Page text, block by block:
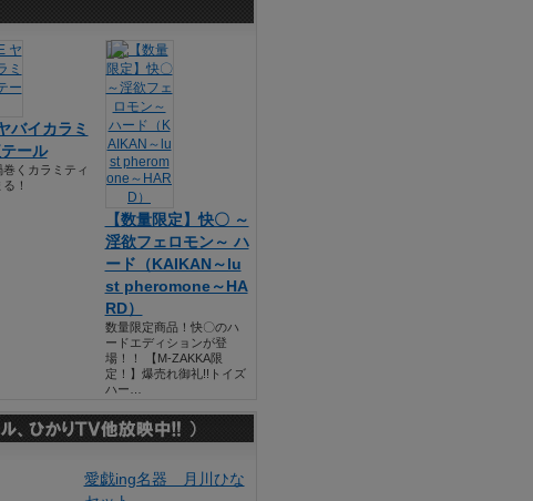
バイカラミ
ール
くカラミティ
！
【数量限定】快〇 ～
淫欲フェロモン～ ハ
ード（KAIKAN～lu
st pheromone～HA
RD）
数量限定商品！快〇のハ
ードエディションが登
場！！ 【M-ZAKKA限
定！】爆売れ御礼!!トイズ
ハー…
愛戯ing名器 月川ひな